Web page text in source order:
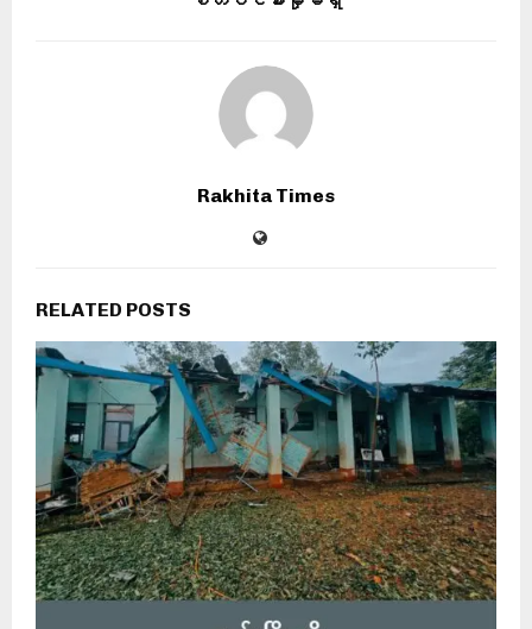
Rakhita Times
RELATED POSTS